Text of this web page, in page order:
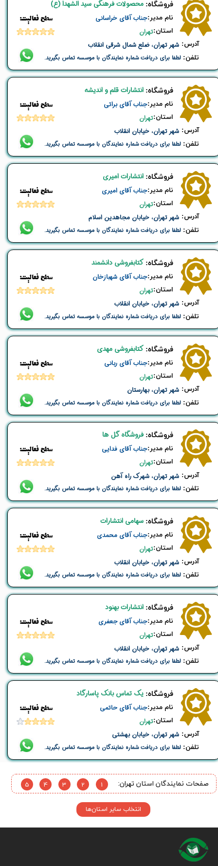
شهر تهران، ضلع شمال شرقی انقلاب ​آدرس:
​فروشگاه:
نام ​مدیر:
استان:
​​سطح فعالیت:
تهران
جناب آقای خراسانی
تلفن: لطفا برای دریافت شماره نمایندگان با موسسه تماس بگیرید.
محصولات فرهنگی سید الشهدا (ع)
شهر تهران، خیابان انقلاب ​آدرس:
​فروشگاه:
نام ​مدیر:
استان:
​​سطح فعالیت:
تهران
جناب آقای براتی
تلفن: لطفا برای دریافت شماره نمایندگان با موسسه تماس بگیرید.
انتشارات قلم و اندیشه
شهر تهران، خیابان مجاهدین اسلام ​آدرس:
​فروشگاه:
نام ​مدیر:
استان:
​​سطح فعالیت:
تهران
جناب آقای امیری
تلفن: لطفا برای دریافت شماره نمایندگان با موسسه تماس بگیرید.
انتشارات امیری
شهر تهران، خیابان انقلاب ​آدرس:
​فروشگاه:
نام ​مدیر:
استان:
​​سطح فعالیت:
تهران
جناب آقای شهبازخان
تلفن: لطفا برای دریافت شماره نمایندگان با موسسه تماس بگیرید.
کتابفروشی دانشمند
شهر تهران، بهارستان ​آدرس:
​فروشگاه:
نام ​مدیر:
استان:
​​سطح فعالیت:
تهران
جناب آقای ربانی
تلفن: لطفا برای دریافت شماره نمایندگان با موسسه تماس بگیرید.
کتابفروشی مهدی
شهر تهران، شهرک راه آهن ​آدرس:
​فروشگاه:
نام ​مدیر:
استان:
​​سطح فعالیت:
تهران
جناب آقای فدایی
تلفن: لطفا برای دریافت شماره نمایندگان با موسسه تماس بگیرید.
فروشگاه گل ها
شهر تهران، خیابان انقلاب ​آدرس:
​فروشگاه:
نام ​مدیر:
استان:
​​سطح فعالیت:
تهران
جناب آقای محمدی
تلفن: لطفا برای دریافت شماره نمایندگان با موسسه تماس بگیرید.
سهامی انتشارات
شهر تهران، خیابان انقلاب ​آدرس:
​فروشگاه:
نام ​مدیر:
استان:
​​سطح فعالیت:
تهران
جناب آقای جعفری
تلفن: لطفا برای دریافت شماره نمایندگان با موسسه تماس بگیرید.
انتشارات بهنود
شهر تهران، خیابان بهشتی ​آدرس:
​فروشگاه:
نام ​مدیر:
استان:
​​سطح فعالیت:
تهران
جناب آقای حاتمی
تلفن: لطفا برای دریافت شماره نمایندگان با موسسه تماس بگیرید.
یک تماس بانک پاسارگاد
1
3 2
4
5 صفحات ​نمایندگان استان تهران:
انتخاب سایر استان‌ها